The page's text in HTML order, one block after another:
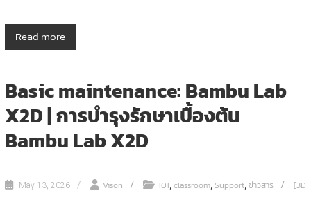
Read more
Basic maintenance: Bambu Lab
X2D | การบำรุงรักษาเบื้องต้น
Bambu Lab X2D
May 13, 2026 Vison 101,classroom,Support,ข่าวสาร
[3D